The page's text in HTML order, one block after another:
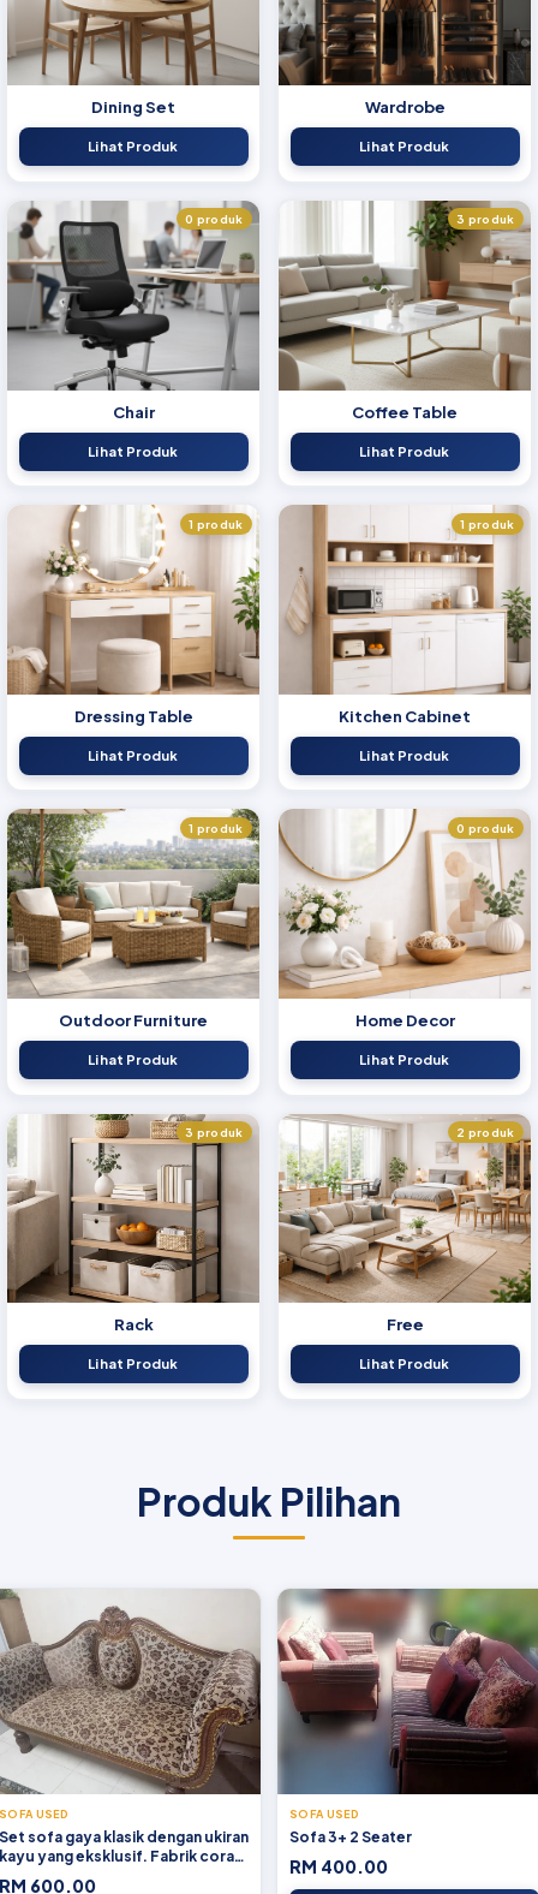
Dining Set
Lihat Produk
Wardrobe
Lihat Produk
0 produk
Chair
Lihat Produk
3 produk
Coffee Table
Lihat Produk
1 produk
Dressing Table
Lihat Produk
1 produk
Kitchen Cabinet
Lihat Produk
1 produk
Outdoor Furniture
Lihat Produk
0 produk
Home Decor
Lihat Produk
3 produk
Rack
Lihat Produk
2 produk
Free
Lihat Produk
Produk Pilihan
SOFA USED
Set sofa gaya klasik dengan ukiran
kayu yang eksklusif. Fabrik corak
RM 600.00
SOFA USED
Sofa 3+ 2 Seater
RM 400.00